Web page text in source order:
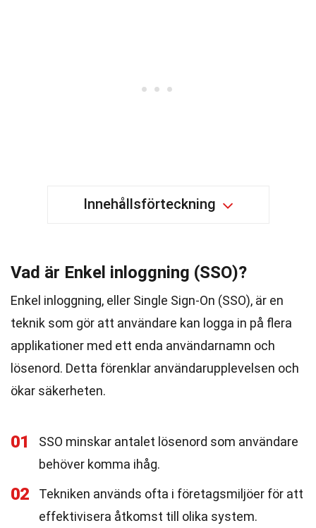
Innehållsförteckning
Vad är Enkel inloggning (SSO)?
Enkel inloggning, eller Single Sign-On (SSO), är en
teknik som gör att användare kan logga in på flera
applikationer med ett enda användarnamn och
lösenord. Detta förenklar användarupplevelsen och
ökar säkerheten.
01
SSO minskar antalet lösenord som användare
behöver komma ihåg.
02
Tekniken används ofta i företagsmiljöer för att
effektivisera åtkomst till olika system.